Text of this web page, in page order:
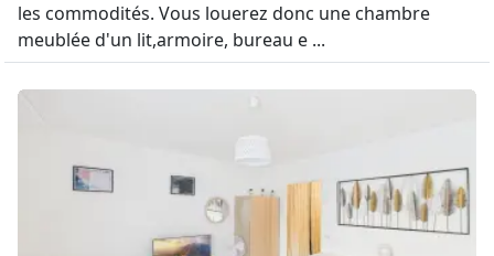
les commodités. Vous louerez donc une chambre
meublée d'un lit,armoire, bureau e ...